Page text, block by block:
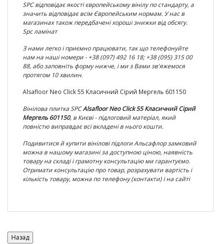
SPC відповідає якості європейському вінілу постандарту, а
значить відповідає всім Європейським нормам. У нас в
магазинах також передбачені хороші знижки від обсягу.
Spc ламінат
З нами легко і приємно працювати, так що телефонуйте
нам на наші номери - +38 (097) 492 16 18; +38 (095) 315 00
88, або заповніть форму нижче, і ми з Вами зв'яжемося
протягом 10 хвилин.
Alsafloor Neo Click 55 Класичний Сірий Мергель 601150
Вінілова плиткаSPCAlsafloor Neo Click 55 Класичний Сірий
Мергель 601150, в Києві - підлоговий матеріал, який
повністю виправдає всі вкладені в нього кошти.
Подивитися й купити вінілові підлоги Альсафлор замковий
можна в нашому магазині за доступною ціною, наявність
товару на складі і грамотну консультацію ми гарантуємо.
Отримати консультацію про товар, розрахувати вартість і
кількість товару, можна по телефону (контакти) і на сайті